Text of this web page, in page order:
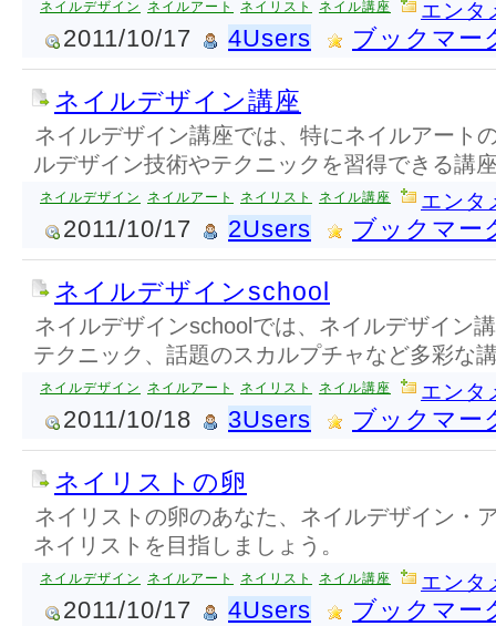
ネイルデザイン ネイルアート ネイリスト ネイル講座 エンタ
2011/10/17 4Users ブックマー
ネイルデザイン講座
ネイルデザイン講座では、特にネイルアート
ルデザイン技術やテクニックを習得できる講
ネイルデザイン ネイルアート ネイリスト ネイル講座 エンタ
2011/10/17 2Users ブックマー
ネイルデザインschool
ネイルデザインschoolでは、ネイルデザイン
テクニック、話題のスカルプチャなど多彩な
ネイルデザイン ネイルアート ネイリスト ネイル講座 エンタ
2011/10/18 3Users ブックマー
ネイリストの卵
ネイリストの卵のあなた、ネイルデザイン・
ネイリストを目指しましょう。
ネイルデザイン ネイルアート ネイリスト ネイル講座 エンタ
2011/10/17 4Users ブックマー